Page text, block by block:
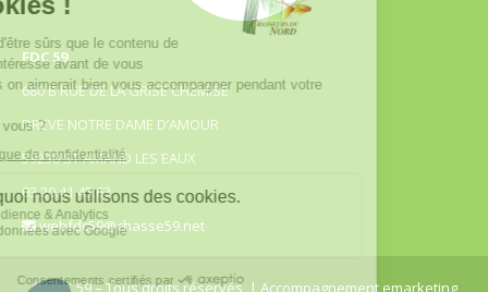
FDC 59
680 B RUE DE LA GRISE CHEMISE
DREVE NOTRE DAME D’AMOUR
59230 ST AMAND LES EAUX
03.20.41.45.63
webfdc59@chasse59.net
© FDC 59 – Tous droits réservés | Accompagnement emarketing